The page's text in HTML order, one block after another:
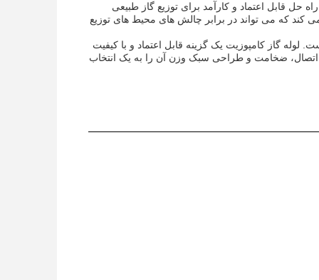
حل قابل اعتماد و کارآمد برای توزیع گاز طبیعی
کند که می تواند در برابر چالش های محیط های توزیع
لوله گاز کامپوزیت یک گزینه قابل اعتماد و با کیفیت
اتصال، ضخامت و طراحی سبک وزن آن را به یک انتخاب